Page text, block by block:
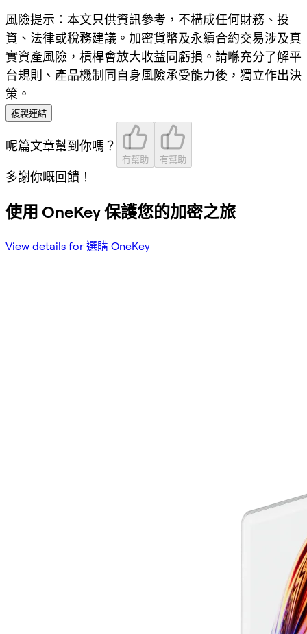
風險提示：本文只供資訊參考，不構成任何財務、投
資、法律或稅務建議。加密貨幣及永續合約交易涉及真
實資產風險，槓桿會放大收益同虧損。請喺充分了解平
台規則、產品機制同自身風險承受能力後，獨立作出決
策。
複製連結
呢篇文章幫到你嗎？
冇幫助 有幫助
多謝你嘅回饋！
使用 OneKey 保護您的加密之旅
View details for 選購 OneKey